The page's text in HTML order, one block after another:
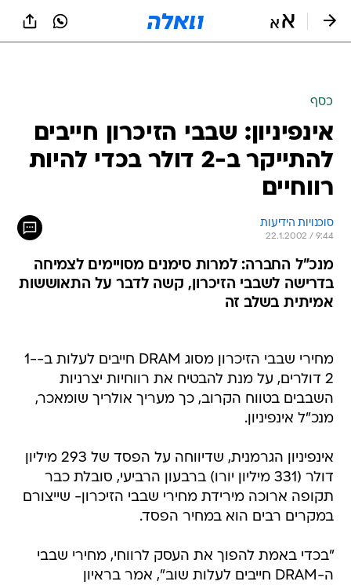
כסף
אינפיניון: שבבי הזיכרון חייבים
להתייקר ב-2 דולר בכדי להיות
רווחיים
סוכנויות הידיעות
22.1.2002 / 9:44
מנכ"ל החברה: למרות סימנים מסויימים לצמיחה
בדרישה לשבבי הזיכרון, קשה לדבר על התאוששות
אמיתית בשלב זה
מחירי שבבי הזיכרון מסוג DRAM חייבים לעלות ב-1-
2 דולרים, על מנת להבטיח את רווחיות יצרניות
השבבים בטווח הקרוב, כך מעריך אולריך שומאכר,
מנכ"ל אינפיניון.
אינפיניון הגרמנית, שדיווחה על הפסד של 293 מיליון
דולר (331 מיליון יורו) ברבעון הרביעי, סובלת כבר
תקופה ארוכה מירידת מחירי שבבי הזיכרון- שייצורם
במקרים רבים הוא במחיר הפסד.
"בכדי באמת להפוך את העסק לרווחי, מחירי שבבי
ה-DRAM חייבים לעלות שוב", אמר בראיון